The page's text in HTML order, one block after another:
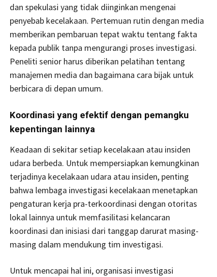
dan spekulasi yang tidak diinginkan mengenai
penyebab kecelakaan. Pertemuan rutin dengan media
memberikan pembaruan tepat waktu tentang fakta
kepada publik tanpa mengurangi proses investigasi.
Peneliti senior harus diberikan pelatihan tentang
manajemen media dan bagaimana cara bijak untuk
berbicara di depan umum.
Koordinasi yang efektif dengan pemangku
kepentingan lainnya
Keadaan di sekitar setiap kecelakaan atau insiden
udara berbeda. Untuk mempersiapkan kemungkinan
terjadinya kecelakaan udara atau insiden, penting
bahwa lembaga investigasi kecelakaan menetapkan
pengaturan kerja pra-terkoordinasi dengan otoritas
lokal lainnya untuk memfasilitasi kelancaran
koordinasi dan inisiasi dari tanggap darurat masing-
masing dalam mendukung tim investigasi.
Untuk mencapai hal ini, organisasi investigasi